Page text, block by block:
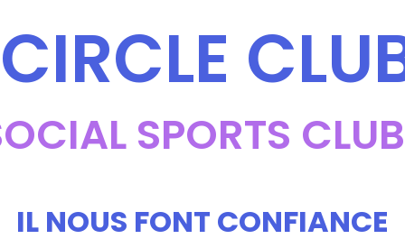
CIRCLE
SPORTS CLUB
IL NOUS FONT CONFIANCE